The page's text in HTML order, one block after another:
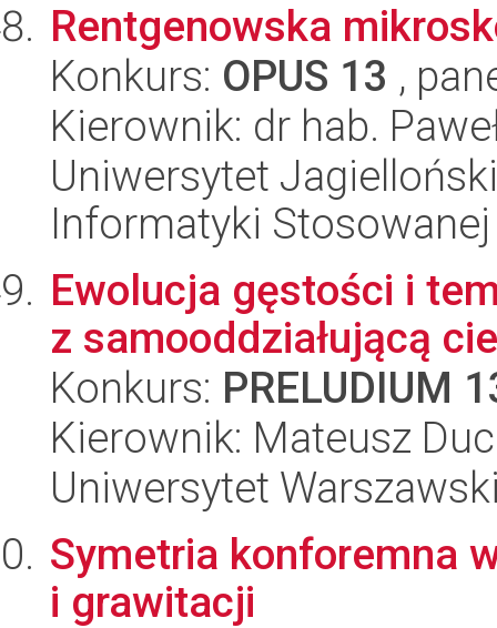
Rentgenowska
Konkurs: OPUS 13 ,
Kierownik: dr hab.
Uniwersytet
Informatyki Stosowanej
Ewolucja gęstości i
z samooddziałującą
Konkurs: PRELUDIUM
Kierownik: Mateusz
Uniwersytet
Symetria konforemna
i grawitacji